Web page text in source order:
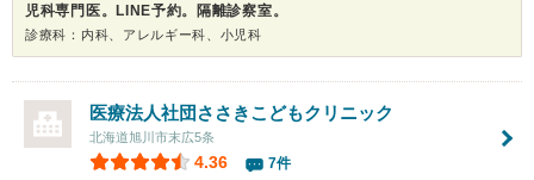
児科専門医。LINE予約。隔離診察室。
診療科：内科、アレルギー科、小児科
医療法人社団 ささきこどもクリニック
北海道旭川市末広5条
4.36 7件